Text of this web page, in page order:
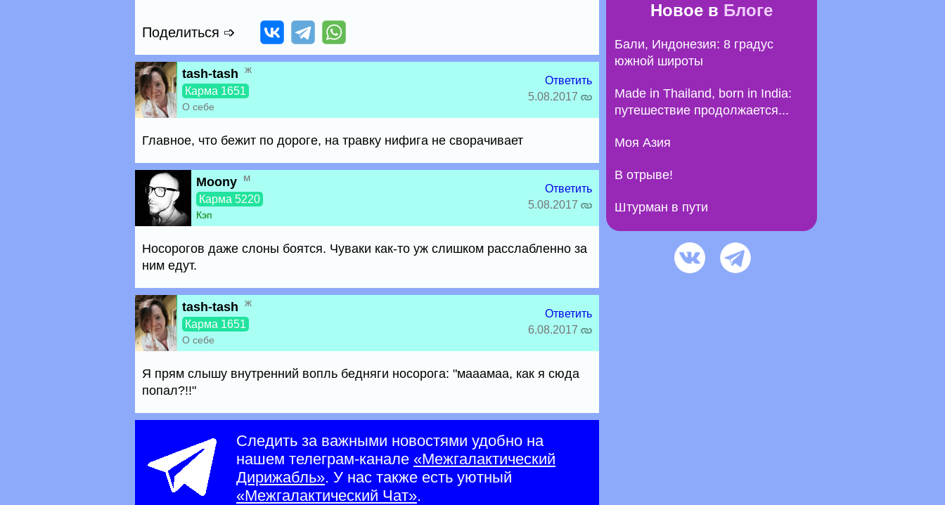
Поделиться ➩
tash-tash ж
Карма 1651
О себе
Ответить
5.08.2017
Главное, что бежит по дороге, на травку нифига не сворачивает
Moony м
Карма 5220
Кэп
Ответить
5.08.2017
Носорогов даже слоны боятся. Чуваки как-то уж слишком расслабленно за
ним едут.
tash-tash ж
Карма 1651
О себе
Ответить
6.08.2017
Я прям слышу внутренний вопль бедняги носорога: "мааамаа, как я сюда
попал?!!"
Следить за важными новостями удобно на
нашем телеграм-канале «Межгалактический
Дирижабль». У нас также есть уютный
«Межгалактический Чат».
Новое в Блоге
Бали, Индонезия: 8 градус
южной широты
Made in Thailand, born in India:
путешествие продолжается...
Моя Азия
В отрыве!
Штурман в пути